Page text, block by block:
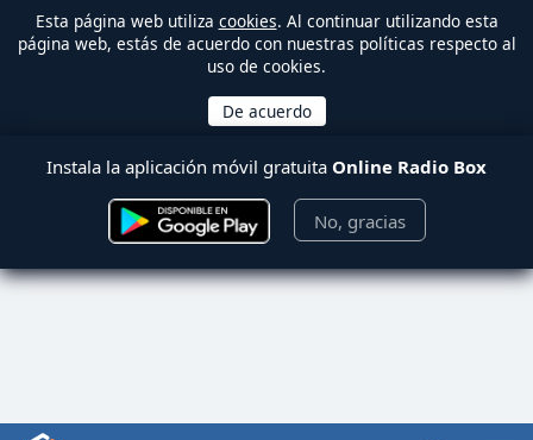
Esta página web utiliza cookies. Al continuar utilizando esta
página web, estás de acuerdo con nuestras políticas respecto al
uso de cookies.
Instala la aplicación móvil gratuita Online Radio Box
No, gracias